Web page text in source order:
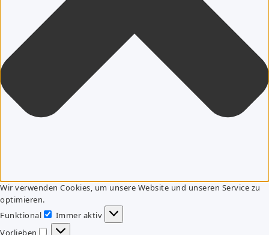
Wir verwenden Cookies, um unsere Website und unseren Service zu
optimieren.
Funktional
Funktional
Immer aktiv
Vorlieben